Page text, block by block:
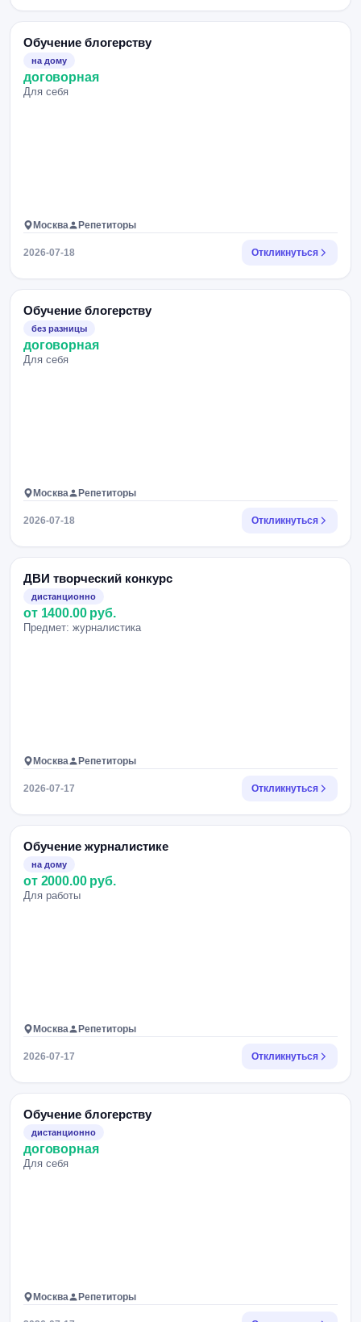
Обучение блогерству
на дому
договорная
Для себя
Москва Репетиторы
2026-07-18 Откликнуться
Обучение блогерству
без разницы
договорная
Для себя
Москва Репетиторы
2026-07-18 Откликнуться
ДВИ творческий конкурс
дистанционно
от 1400.00 руб.
Предмет: журналистика
Москва Репетиторы
2026-07-17 Откликнуться
Обучение журналистике
на дому
от 2000.00 руб.
Для работы
Москва Репетиторы
2026-07-17 Откликнуться
Обучение блогерству
дистанционно
договорная
Для себя
Москва Репетиторы